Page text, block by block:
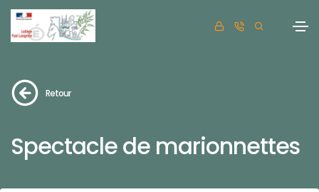
Retour
Spectacle de marionnettes